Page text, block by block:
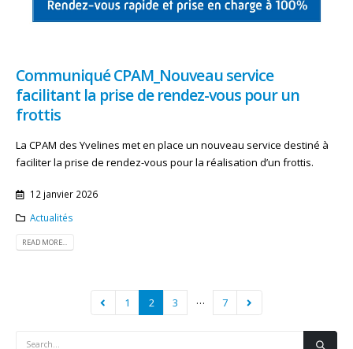
Communiqué CPAM_Nouveau service
facilitant la prise de rendez-vous pour un
frottis
La CPAM des Yvelines met en place un nouveau service destiné à
faciliter la prise de rendez-vous pour la réalisation d’un frottis.
12 janvier 2026
Actualités
READ MORE...
1 2 3 … 7